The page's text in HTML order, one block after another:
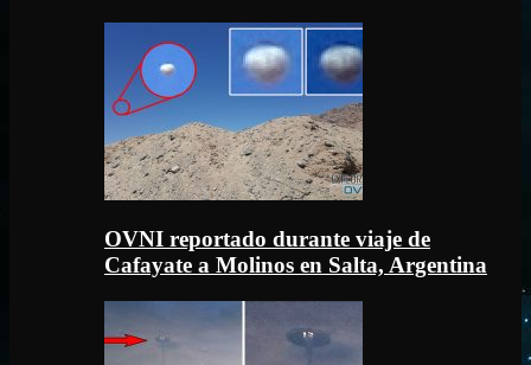
OVNI reportado durante viaje de
Cafayate a Molinos en Salta, Argentina